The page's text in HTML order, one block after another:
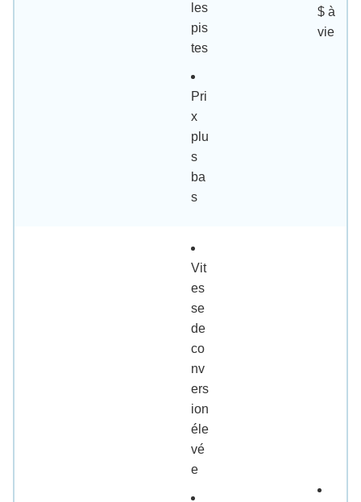
les
pis
tes
Pri
x
plu
s
ba
s
$ à
vie
Vit
es
se
de
co
nv
ers
ion
éle
vé
e